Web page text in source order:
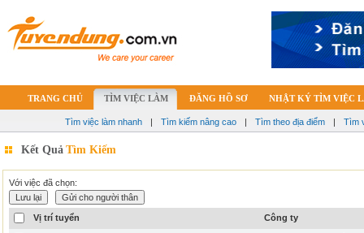
TRANG CHỦ TÌM VIỆC LÀM ĐĂNG HỒ SƠ NHẬT KÝ TÌM VIỆC
Tìm việc làm nhanh | Tìm kiếm nâng cao | Tìm theo địa điểm | Tìm
Kết Quả Tìm Kiếm
Với việc đã chọn:
Vị trí tuyển Công ty